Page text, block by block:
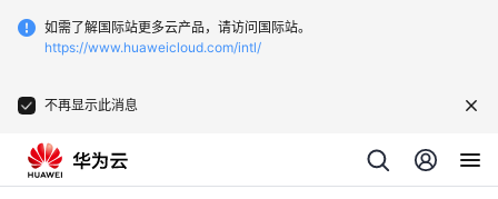
如需了解国际站更多云产品，请访问国际站。
https://www.huaweicloud.com/intl/
不再显示此消息